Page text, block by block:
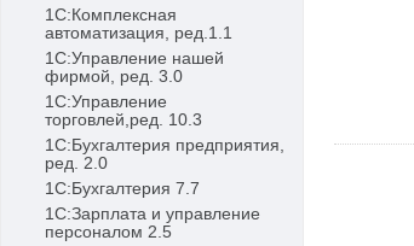
1С:Комплексная
автоматизация, ред.1.1
1С:Управление нашей
фирмой, ред. 3.0
1С:Управление
торговлей,ред. 10.3
1С:Бухгалтерия предприятия,
ред. 2.0
1С:Бухгалтерия 7.7
1С:Зарплата и управление
персоналом 2.5